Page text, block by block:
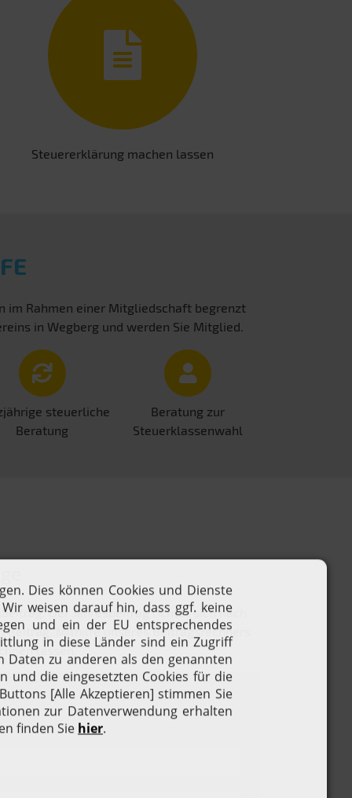
Steuererklärung machen lassen
im Rahmen einer Mitgliedschaft begrenzt
in Wegberg und werden Sie Mitglied.
steuerliche
Beratung
Beratung zur
Steuerklassenwahl
Der Jahresbeitrag richtet sich nach
Mithilfe unseres Beitragsrechners
lassen.